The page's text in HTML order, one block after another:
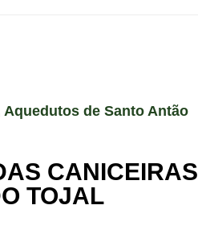
Aquedutos de Santo Antão
CANICEIRAS
TOJAL